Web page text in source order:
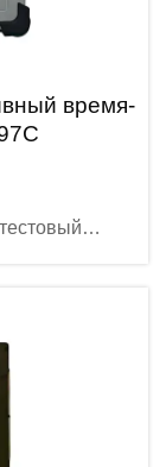
время-
и
в таких